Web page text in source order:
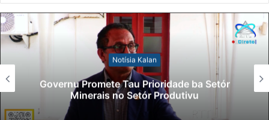
Notísia Kalan
Governu Promete Tau Prioridade ba Setór
Minerais no Setór Produtivu